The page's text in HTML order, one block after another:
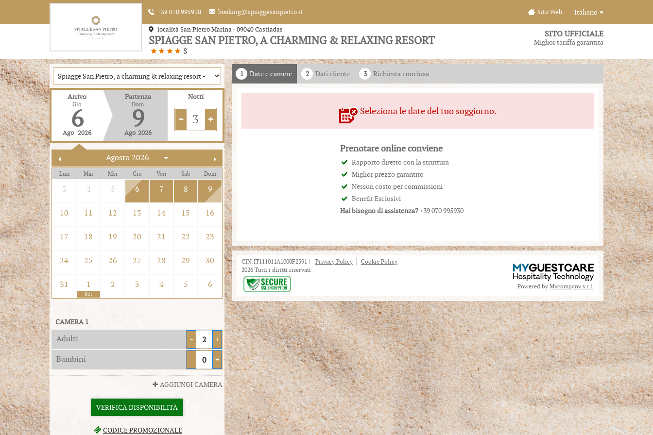
SPIAGGE SAN PIETRO, A CHARMING & RELAXING RESORT
S
SITO UFFICIALE
Miglior tariffa garantita
+39 070 995930 booking@spiaggesanpietro.it
località San Pietro Marina - 09040 Castiadas
Sito Web Italiano
Arrivo
Gio
6
Ago 2026
Partenza
Dom
9
Ago 2026
Notti
3
Lun Mar Mer Gio Ven Sab Dom
3 4 5 6 7 8 9
10 11 12 13 14 15 16
17 18 19 20 21 22 23
24 25 26 27 28 29 30
31 1
Set
2 3 4 5 6
CAMERA 1
Adulti -
+
Bambini
- +
AGGIUNGI CAMERA
VERIFICA DISPONIBILITÀ
CODICE PROMOZIONALE
1 Date e camere 2 Dati cliente 3 Richiesta conclusa
Seleziona le date del tuo soggiorno.
Prenotare online conviene
Rapporto diretto con la struttura
Miglior prezzo garantito
Nessun costo per commissioni
Benefit Esclusivi
Hai bisogno di assistenza?+39 070 995930
CIN:IT111011A1000F2591 | Privacy Policy
Cookie Policy
2026 Tutti i diritti riservati
Powered by Mycompany s.r.l.